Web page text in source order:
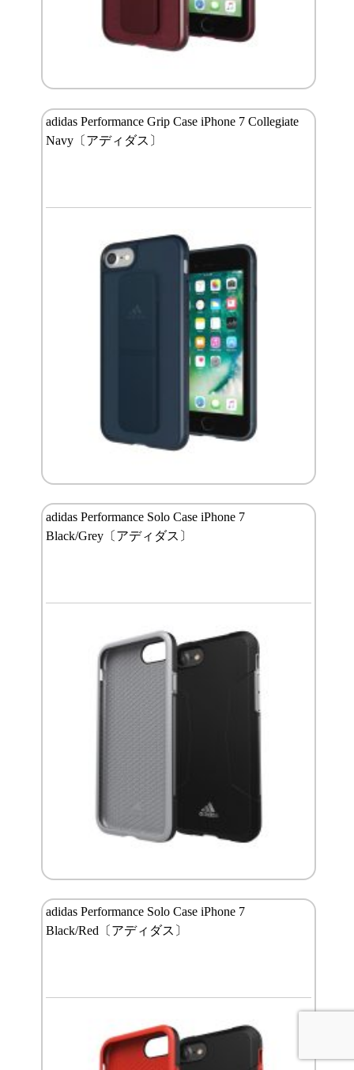
adidas Performance Grip Case iPhone 7 Collegiate
Navy〔アディダス〕
adidas Performance Solo Case iPhone 7
Black/Grey〔アディダス〕
adidas Performance Solo Case iPhone 7
Black/Red〔アディダス〕